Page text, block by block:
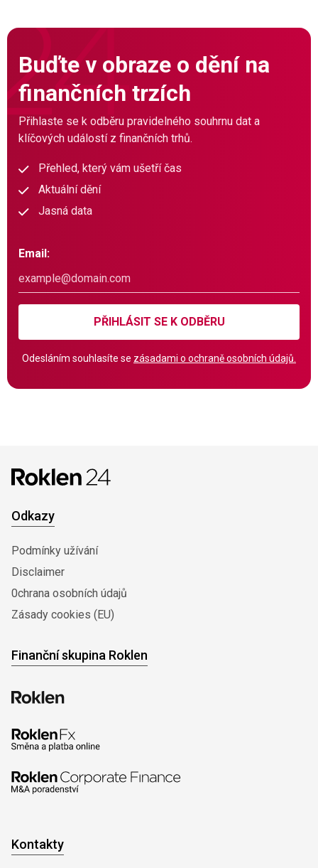
Buďte v obraze o dění na
finančních trzích
Přihlaste se k odběru pravidelného souhrnu dat a
klíčových událostí z finančních trhů.
Přehled, který vám ušetří čas
Aktuální dění
Jasná data
Email:
PŘIHLÁSIT SE K ODBĚRU
Odesláním souhlasíte se zásadami o ochraně osobních údajů.
Odkazy
Podmínky užívání
Disclaimer
0chrana osobních údajů
Zásady cookies (EU)
Finanční skupina Roklen
Kontakty